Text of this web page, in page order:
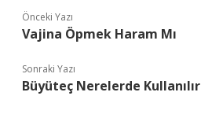
Önceki Yazı
Vajina Öpmek Haram Mı
Sonraki Yazı
Büyüteç Nerelerde Kullanılır